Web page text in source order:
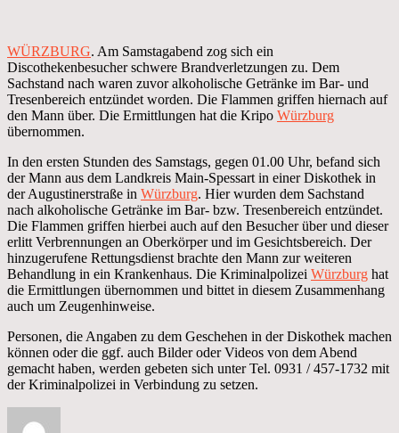
WÜRZBURG. Am Samstagabend zog sich ein
Discothekenbesucher schwere Brandverletzungen zu. Dem
Sachstand nach waren zuvor alkoholische Getränke im Bar- und
Tresenbereich entzündet worden. Die Flammen griffen hiernach auf
den Mann über. Die Ermittlungen hat die Kripo Würzburg
übernommen.
In den ersten Stunden des Samstags, gegen 01.00 Uhr, befand sich
der Mann aus dem Landkreis Main-Spessart in einer Diskothek in
der Augustinerstraße in Würzburg. Hier wurden dem Sachstand
nach alkoholische Getränke im Bar- bzw. Tresenbereich entzündet.
Die Flammen griffen hierbei auch auf den Besucher über und dieser
erlitt Verbrennungen an Oberkörper und im Gesichtsbereich. Der
hinzugerufene Rettungsdienst brachte den Mann zur weiteren
Behandlung in ein Krankenhaus. Die Kriminalpolizei Würzburg hat
die Ermittlungen übernommen und bittet in diesem Zusammenhang
auch um Zeugenhinweise.
Personen, die Angaben zu dem Geschehen in der Diskothek machen
können oder die ggf. auch Bilder oder Videos von dem Abend
gemacht haben, werden gebeten sich unter Tel. 0931 / 457-1732 mit
der Kriminalpolizei in Verbindung zu setzen.